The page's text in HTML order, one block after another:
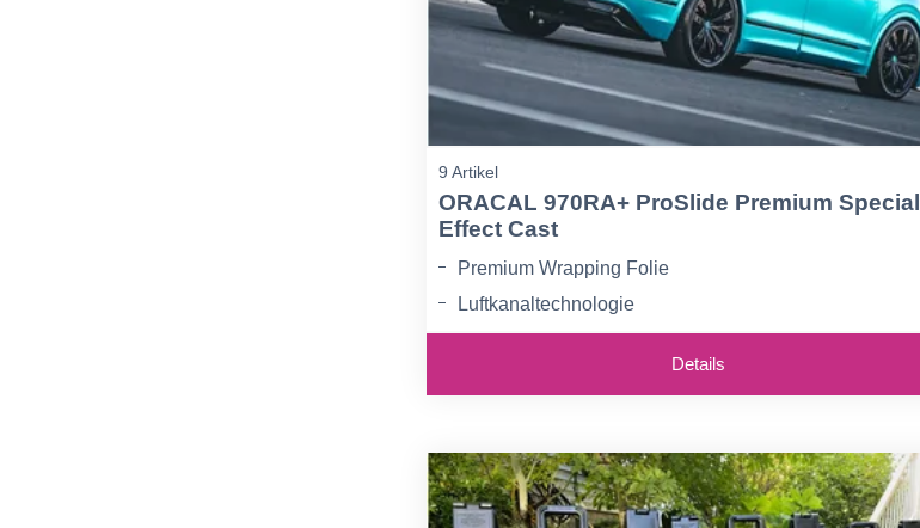
9 Artikel
ORACAL 970RA+ ProSlide Premium Special
Effect Cast
Premium Wrapping Folie
Luftkanaltechnologie
Repositionierbar
Details